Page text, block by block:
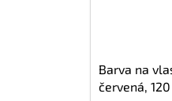
Barva na
červená,